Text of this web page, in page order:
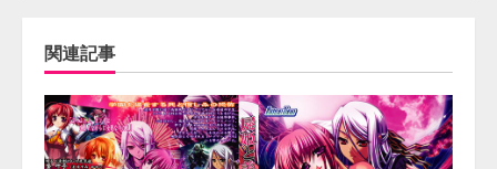
関連記事